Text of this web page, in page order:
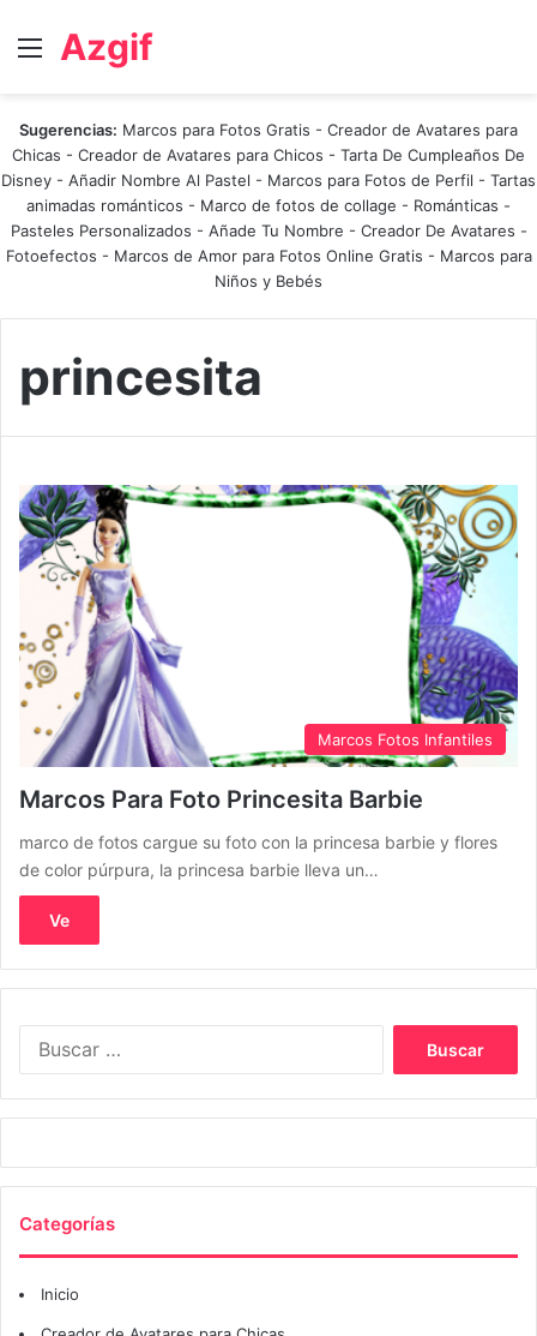
Menú
Azgif
Sugerencias: Marcos para Fotos Gratis - Creador de Avatares para
Chicas - Creador de Avatares para Chicos - Tarta De Cumpleaños De
Disney - Añadir Nombre Al Pastel - Marcos para Fotos de Perfil - Tartas
animadas románticos - Marco de fotos de collage - Románticas -
Pasteles Personalizados - Añade Tu Nombre - Creador De Avatares -
Fotoefectos - Marcos de Amor para Fotos Online Gratis - Marcos para
Niños y Bebés
princesita
Marcos Fotos Infantiles
Marcos Para Foto Princesita Barbie
marco de fotos cargue su foto con la princesa barbie y flores
de color púrpura, la princesa barbie lleva un…
Ve
Categorías
Inicio